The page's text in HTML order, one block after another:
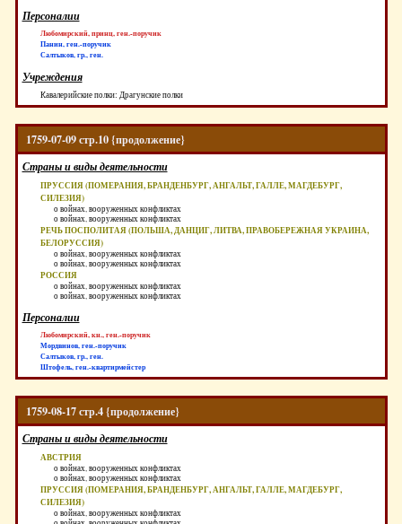
Персоналии
Любомирский, принц, ген.-поручик
Панин, ген.-поручик
Салтыков, гр., ген.
Учреждения
Кавалерийские полки: Драгунские полки
1759-07-09 стр.10 {продолжение}
Страны и виды деятельности
ПРУССИЯ (ПОМЕРАНИЯ, БРАНДЕНБУРГ, АНГАЛЬТ, ГАЛЛЕ, МАГДЕБУРГ,
СИЛЕЗИЯ)
о войнах, вооруженных конфликтах
о войнах, вооруженных конфликтах
РЕЧЬ ПОСПОЛИТАЯ (ПОЛЬША, ДАНЦИГ, ЛИТВА, ПРАВОБЕРЕЖНАЯ УКРАИНА,
БЕЛОРУССИЯ)
о войнах, вооруженных конфликтах
о войнах, вооруженных конфликтах
РОССИЯ
о войнах, вооруженных конфликтах
о войнах, вооруженных конфликтах
Персоналии
Любомирский, кн., ген.-поручик
Мордвинов, ген.-поручик
Салтыков, гр., ген.
Штофель, ген.-квартирмейстер
1759-08-17 стр.4 {продолжение}
Страны и виды деятельности
АВСТРИЯ
о войнах, вооруженных конфликтах
о войнах, вооруженных конфликтах
ПРУССИЯ (ПОМЕРАНИЯ, БРАНДЕНБУРГ, АНГАЛЬТ, ГАЛЛЕ, МАГДЕБУРГ,
СИЛЕЗИЯ)
о войнах, вооруженных конфликтах